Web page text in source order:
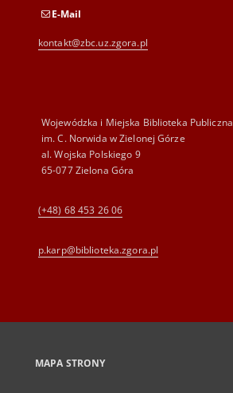
E-Mail
kontakt@zbc.uz.zgora.pl
Wojewódzka i Miejska Biblioteka Publiczna
im. C. Norwida w Zielonej Górze
al. Wojska Polskiego 9
65-077 Zielona Góra
(+48) 68 453 26 06
p.karp@biblioteka.zgora.pl
MAPA STRONY